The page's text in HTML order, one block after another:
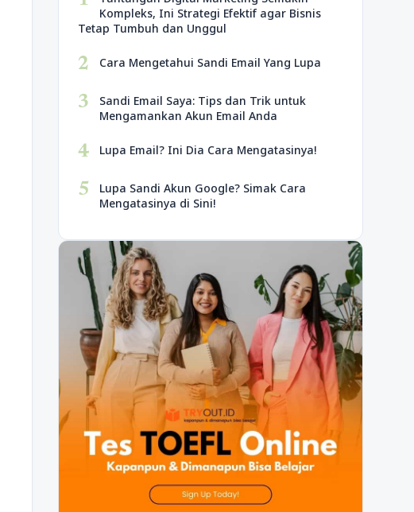
Kompleks, Ini Strategi Efektif agar Bisnis
Tetap Tumbuh dan Unggul
2 Cara Mengetahui Sandi Email Yang Lupa
3
Sandi Email Saya: Tips dan Trik untuk
Mengamankan Akun Email Anda
4 Lupa Email? Ini Dia Cara Mengatasinya!
5
Lupa Sandi Akun Google? Simak Cara
Mengatasinya di Sini!